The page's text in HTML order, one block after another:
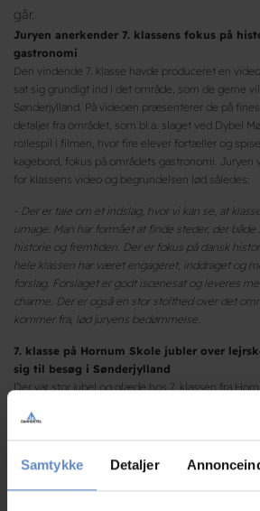
Samtykke Detaljer
går.
Juryen anerkender 7. klassens fokus på
gastronomi
Den vindende 7. klasse havde produceret en
sat sig grundigt ind i det område, som de gerne
Sønderjylland. På videoen præsenterer de på
detaljer fra området, som bl.a. slaget ved Dybel
rollespil i filmen, hvor fire elever fortæller og
kagebord, fokus på områdets gastronomi. Juryen
for klassens video og begrundelsen lød således:
- Der er tale om et indslag, hvor vi kan se, at
umage. Man har formået at finde steder, der
historie og fremtiden. Der er fokus på dansk
hele klassen har været engageret, inddraget og
forslag. Forslaget er godt iscenesat og leveres
charme. Der er også en stor stolthed over det
kommer fra, lød juryens bedømmelse.
7. klasse på Hornum Skole jubler over
sig til besøg i Sønderjylland
Der var stor jubel og glæde hos 7. klassen fra
Andersen om, at de havde vundet første
konkurrence om Danmark. Også klasselærer
stolt af klassens præstation og udtalte:
- 7. klasse har virkelig vist stor interesse og